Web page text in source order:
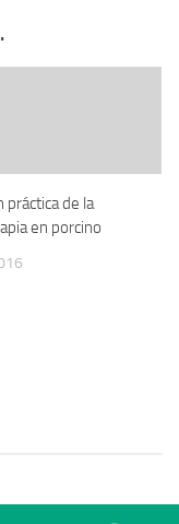
práctica de la
en porcino